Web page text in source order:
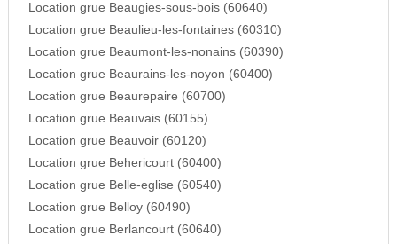
Location grue Beaugies-sous-bois (60640)
Location grue Beaulieu-les-fontaines (60310)
Location grue Beaumont-les-nonains (60390)
Location grue Beaurains-les-noyon (60400)
Location grue Beaurepaire (60700)
Location grue Beauvais (60155)
Location grue Beauvoir (60120)
Location grue Behericourt (60400)
Location grue Belle-eglise (60540)
Location grue Belloy (60490)
Location grue Berlancourt (60640)